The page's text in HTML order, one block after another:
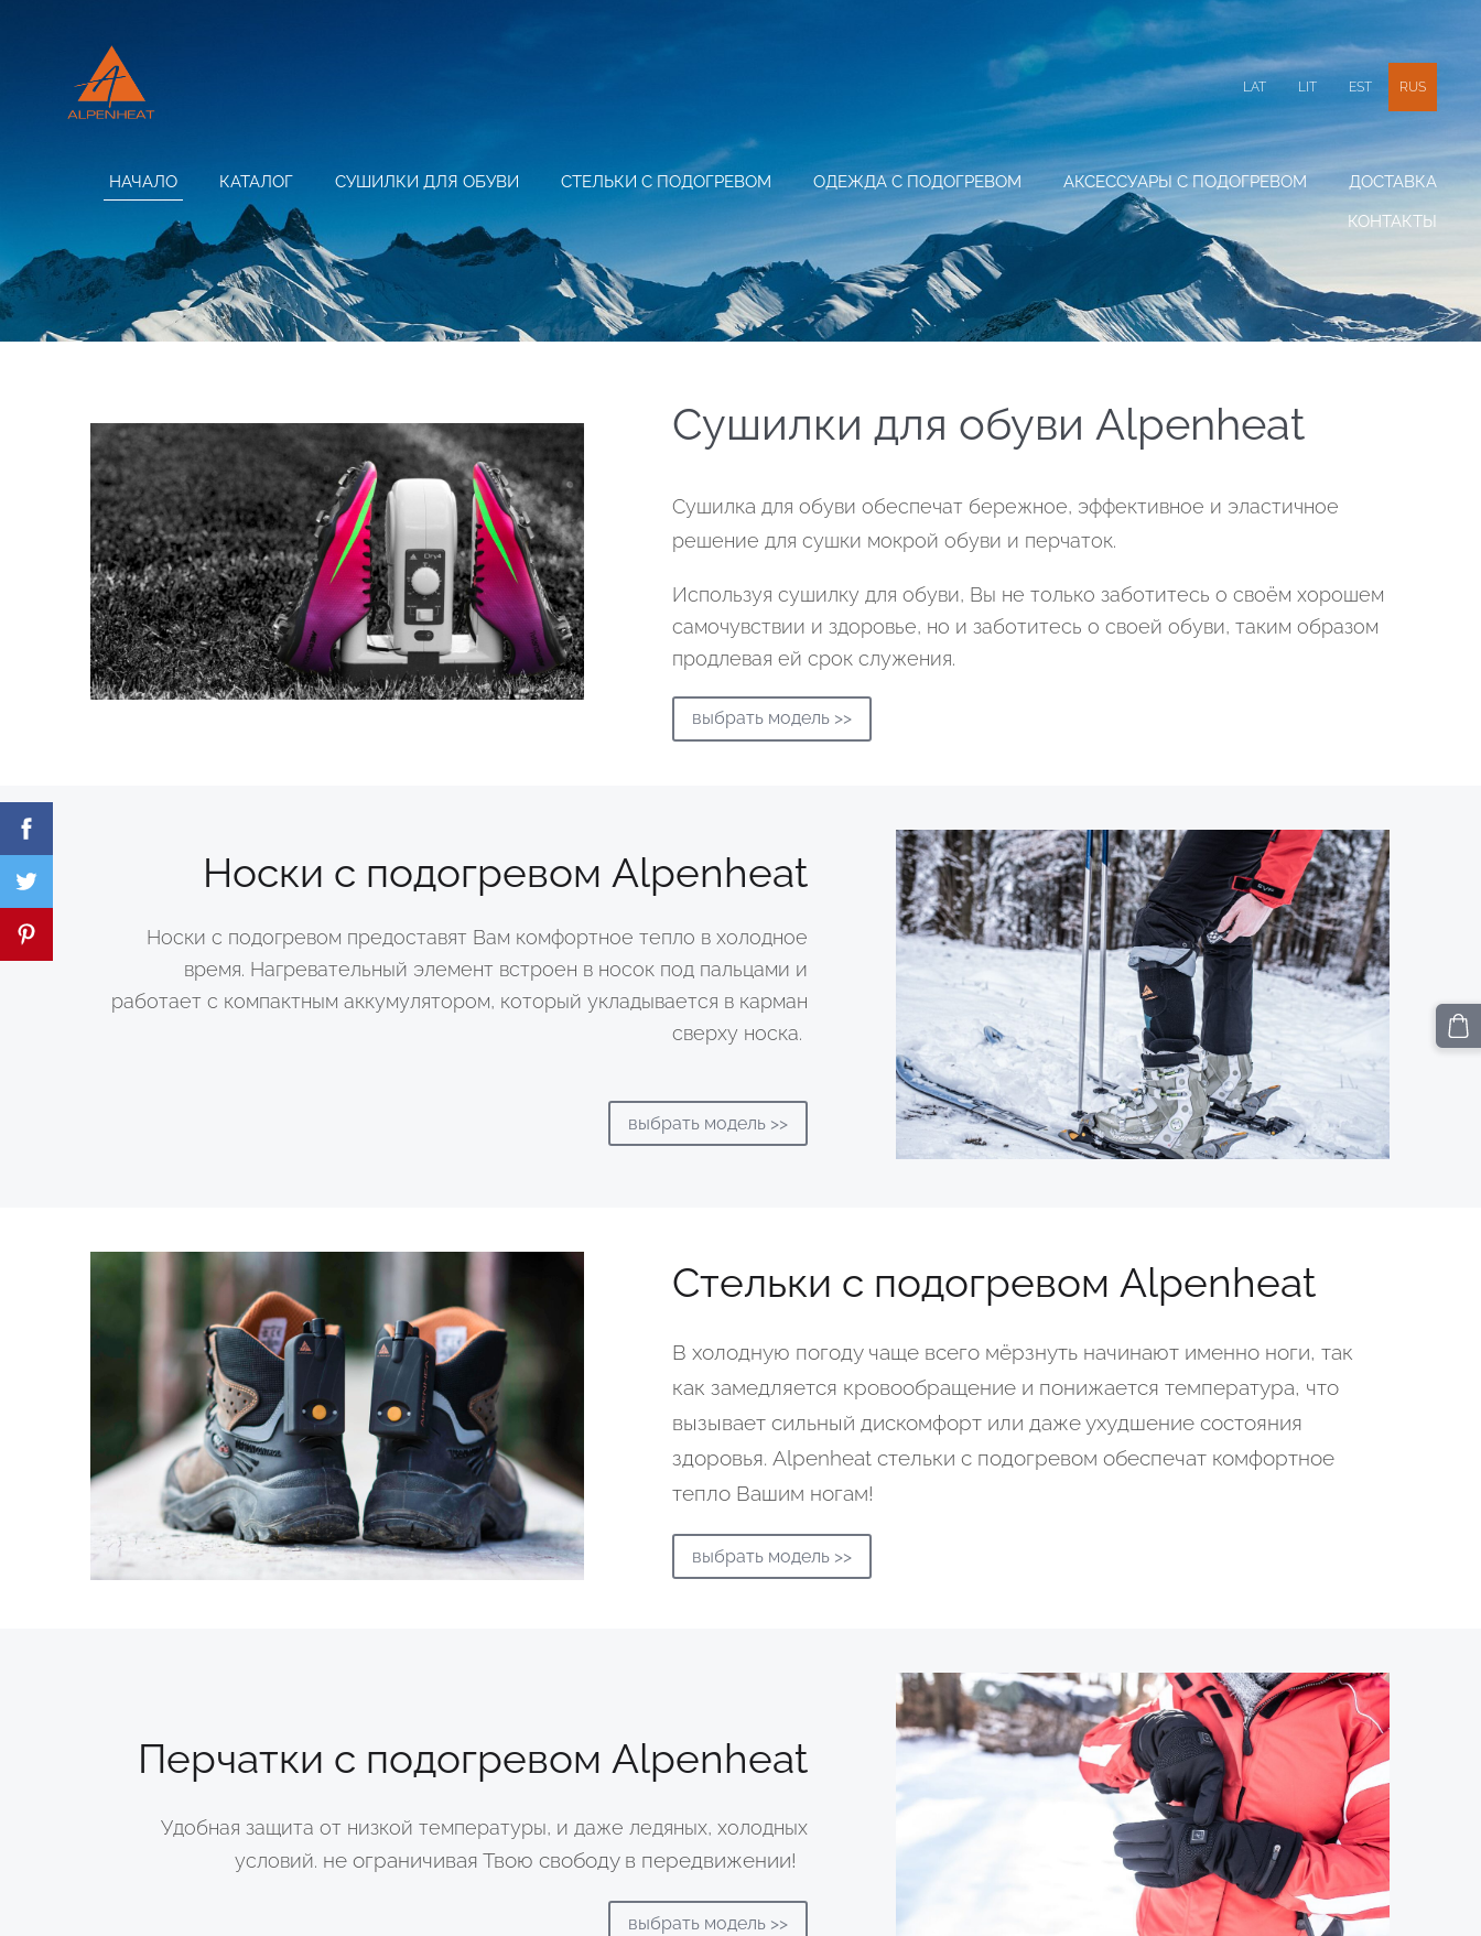
НАЧАЛО КАТАЛОГ СУШИЛКИ ДЛЯ ОБУВИ СТЕЛЬКИ С ПОДОГРЕВОМ ОДЕЖДА С ПОДОГРЕВОМ АКСЕССУАРЫ С ПОДОГРЕВОМ
ДОСТАВКА
КОНТАКТЫ
LAT LIT EST RUS
Сушилки для обуви Alpenheat
Сушилка для обуви обеспечат бережное, эффективное и эластичное
решение для сушки мокрой обуви и перчаток.
Используя сушилку для обуви, Вы не только заботитесь о своём хорошем
самочувствии и здоровье, но и заботитесь о своей обуви, таким образом
продлевая ей срок служения.
выбрать модель >>
Носки с подогревом Alpenheat
Носки с подогревом предоставят Вам комфортное тепло в холодное
время. Нагревательный элемент встроен в носок под пальцами и
работает с компактным аккумулятором, который укладывается в карман
сверху носка.
выбрать модель >>
Стельки с подогревом Alpenheat
В холодную погоду чаще всего мёрзнуть начинают именно ноги, так
как замедляется кровообращение и понижается температура, что
вызывает сильный дискомфорт или даже ухудшение состояния
здоровья. Alpenheat стельки с подогревом обеспечат комфортное
тепло Вашим ногам!
выбрать модель >>
Перчатки с подогревом Alpenheat
Удобная защита от низкой температуры, и даже ледяных, холодных
условий. не ограничивая Твою свободу в передвижении!
выбрать модель >>